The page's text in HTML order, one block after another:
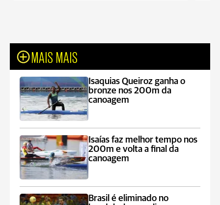
MAIS MAIS
Isaquias Queiroz ganha o
bronze nos 200m da
canoagem
Isaías faz melhor tempo nos
200m e volta a final da
canoagem
Brasil é eliminado no